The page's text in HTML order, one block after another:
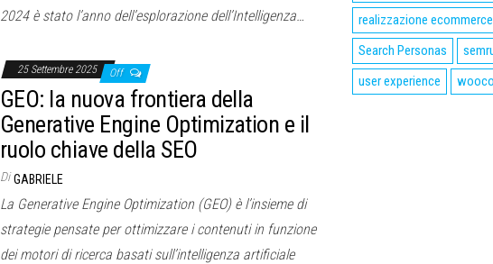
2024 è stato l’anno dell’esplorazione dell’Intelligenza…
25 Settembre 2025 Off
GEO: la nuova frontiera della
Generative Engine Optimization e il
ruolo chiave della SEO
Di GABRIELE
La Generative Engine Optimization (GEO) è l’insieme di
strategie pensate per ottimizzare i contenuti in funzione
dei motori di ricerca basati sull’intelligenza artificiale
realizzazione ecommerce
Search Personas
user experience